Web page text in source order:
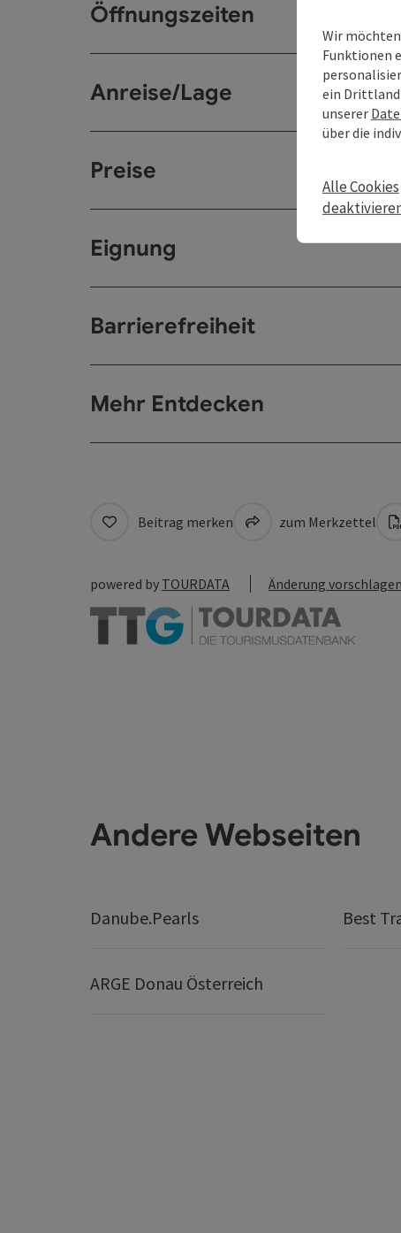
Öffnungszeiten
Anreise/Lage
Preise
Eignung
Barrierefreiheit
Mehr Entdecken
Beitrag merken zum Merkzettel
powered by TOURDATA Änderung vorschlagen
Andere Webseiten
Danube.Pearls Best
ARGE Donau Österreich
Wir
Funktionen
ein Drittland
unserer
über die
Alle Cookies